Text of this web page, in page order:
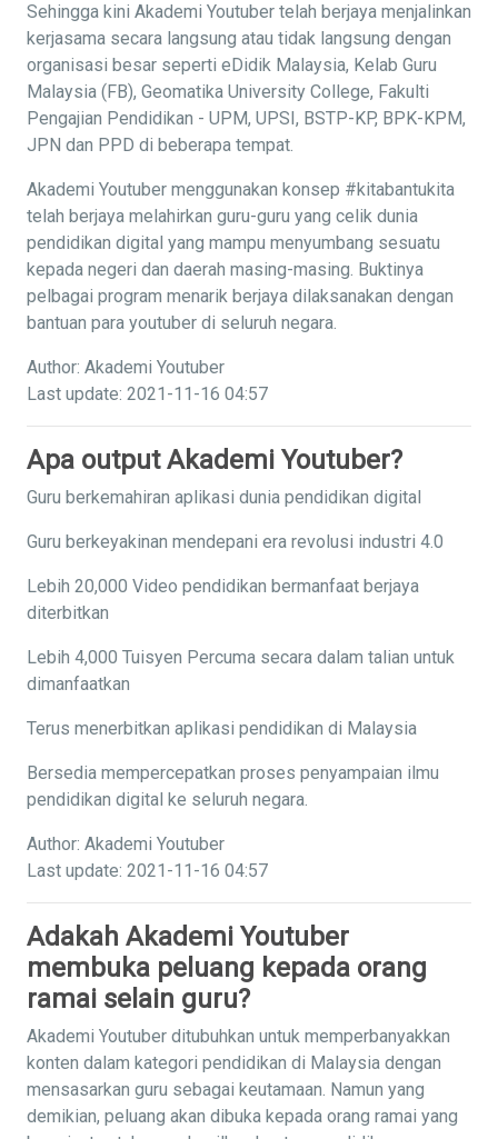
Sehingga kini Akademi Youtuber telah berjaya menjalinkan
kerjasama secara langsung atau tidak langsung dengan
organisasi besar seperti eDidik Malaysia, Kelab Guru
Malaysia (FB), Geomatika University College, Fakulti
Pengajian Pendidikan - UPM, UPSI, BSTP-KP, BPK-KPM,
JPN dan PPD di beberapa tempat.
Akademi Youtuber menggunakan konsep #kitabantukita
telah berjaya melahirkan guru-guru yang celik dunia
pendidikan digital yang mampu menyumbang sesuatu
kepada negeri dan daerah masing-masing. Buktinya
pelbagai program menarik berjaya dilaksanakan dengan
bantuan para youtuber di seluruh negara.
Author: Akademi Youtuber
Last update: 2021-11-16 04:57
Apa output Akademi Youtuber?
Guru berkemahiran aplikasi dunia pendidikan digital
Guru berkeyakinan mendepani era revolusi industri 4.0
Lebih 20,000 Video pendidikan bermanfaat berjaya
diterbitkan
Lebih 4,000 Tuisyen Percuma secara dalam talian untuk
dimanfaatkan
Terus menerbitkan aplikasi pendidikan di Malaysia
Bersedia mempercepatkan proses penyampaian ilmu
pendidikan digital ke seluruh negara.
Author: Akademi Youtuber
Last update: 2021-11-16 04:57
Adakah Akademi Youtuber
membuka peluang kepada orang
ramai selain guru?
Akademi Youtuber ditubuhkan untuk memperbanyakkan
konten dalam kategori pendidikan di Malaysia dengan
mensasarkan guru sebagai keutamaan. Namun yang
demikian, peluang akan dibuka kepada orang ramai yang